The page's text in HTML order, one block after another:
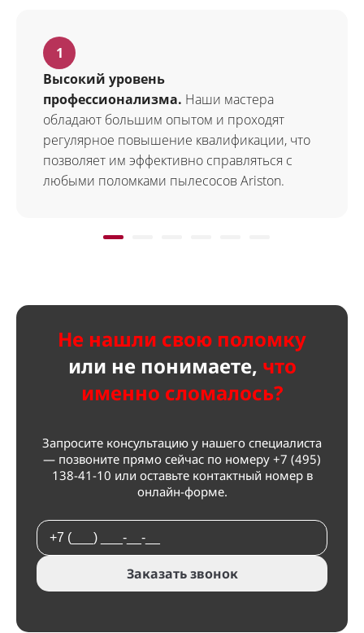
Высокий уровень
профессионализма. Наши мастера
обладают большим опытом и проходят
регулярное повышение квалификации, что
позволяет им эффективно справляться с
любыми поломками пылесосов Ariston.
Не нашли свою поломку
или не понимаете, что
именно сломалось?
Запросите консультацию у нашего специалиста
— позвоните прямо сейчас по номеру +7 (495)
138-41-10 или оставьте контактный номер в
онлайн-форме.
Заказать звонок